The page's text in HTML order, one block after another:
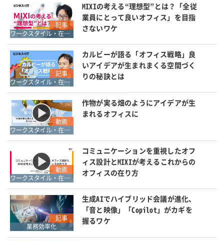
記事
ワークスタイル・在宅勤務
MIXIの考える“理想型”とは？「全従
業員にとって良いオフィス」を目指
さないワケ
記事
ワークスタイル・在宅勤務
カルビーが語る「オフィス戦略」良
いアイデアが生まれまくる空間づく
りの秘訣とは
動画
ワークスタイル・在宅勤務
作物が実る畑のようにアイデアが生
まれるオフィスに
動画
ワークスタイル・在宅勤務
コミュニケーションを重視したオフ
ィス設計とMIXIが考えるこれからの
オフィスの在り方
記事
業務効率化
生成AIでハイブリッド会議が進化、
「音と映像」「Copilot」がカギを
握るワケ